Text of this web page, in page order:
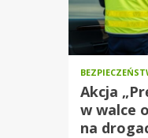
Akcja
w walce
na